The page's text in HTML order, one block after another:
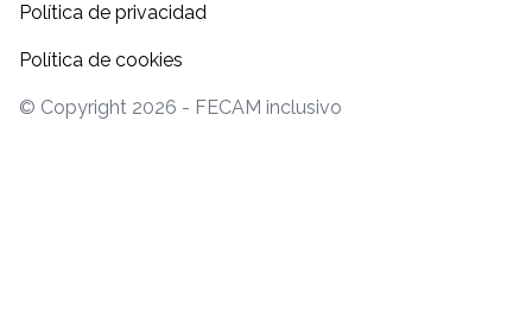
Política de privacidad
Política de cookies
© Copyright 2026 - FECAM inclusivo